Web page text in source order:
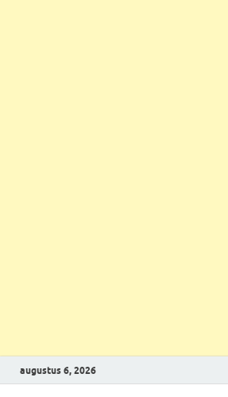
augustus 6, 2026